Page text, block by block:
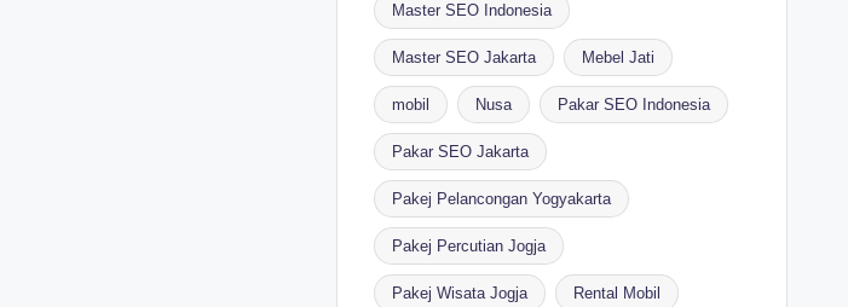
Master SEO Indonesia
Master SEO Jakarta Mebel Jati
mobil Nusa Pakar SEO Indonesia
Pakar SEO Jakarta
Pakej Pelancongan Yogyakarta
Pakej Percutian Jogja
Pakej Wisata Jogja Rental Mobil